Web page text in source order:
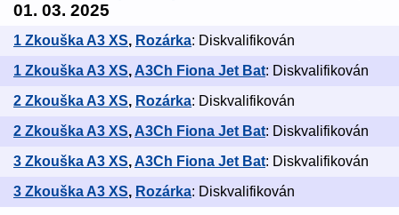
01. 03. 2025
1 Zkouška A3 XS, Rozárka: Diskvalifikován
1 Zkouška A3 XS, A3Ch Fiona Jet Bat: Diskvalifikován
2 Zkouška A3 XS, Rozárka: Diskvalifikován
2 Zkouška A3 XS, A3Ch Fiona Jet Bat: Diskvalifikován
3 Zkouška A3 XS,A3Ch Fiona Jet Bat: Diskvalifikován
3 Zkouška A3 XS, Rozárka: Diskvalifikován